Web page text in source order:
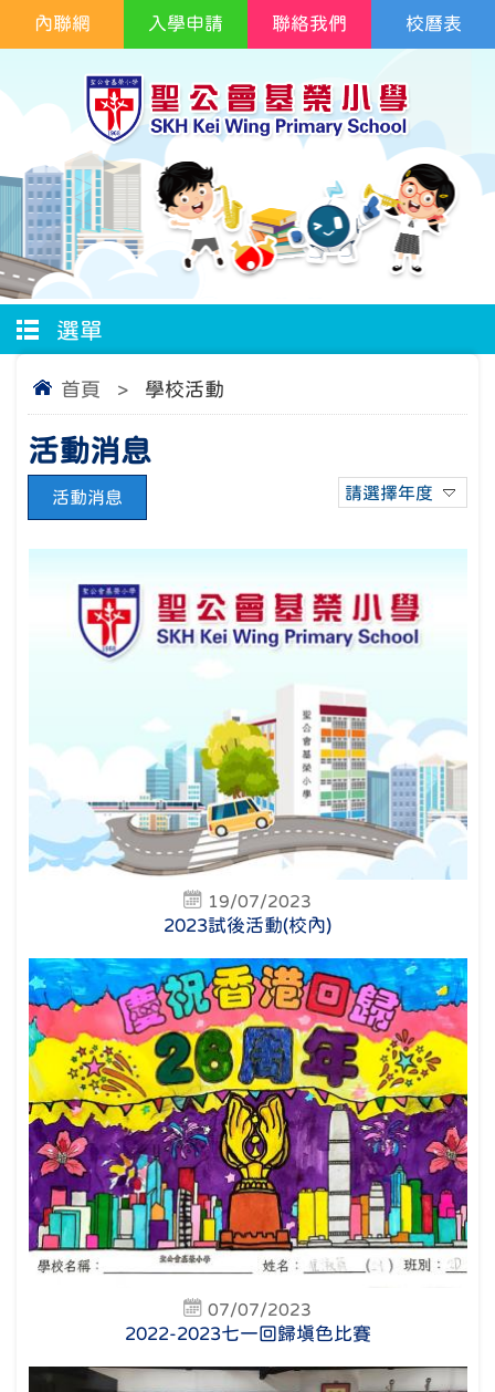
校曆表
內聯網 入學申請 聯絡我們
選單
首頁 > 學校活動
活動消息
請選擇年度
活動消息
19/07/2023
2023試後活動(校內)
07/07/2023
2022-2023七一回歸填色比賽